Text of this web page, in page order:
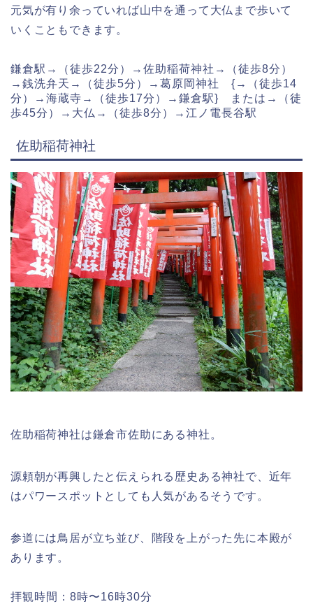
元気が有り余っていれば山中を通って大仏まで歩いて
いくこともできます。
鎌倉駅→（徒歩22分）→佐助稲荷神社→（徒歩8分）
→銭洗弁天→（徒歩5分）→葛原岡神社 {→（徒歩14
分）→海蔵寺→（徒歩17分）→鎌倉駅} または→（徒
歩45分）→大仏→（徒歩8分）→江ノ電長谷駅
佐助稲荷神社
佐助稲荷神社は鎌倉市佐助にある神社。
源頼朝が再興したと伝えられる歴史ある神社で、近年
はパワースポットとしても人気があるそうです。
参道には鳥居が立ち並び、階段を上がった先に本殿が
あります。
拝観時間：8時〜16時30分